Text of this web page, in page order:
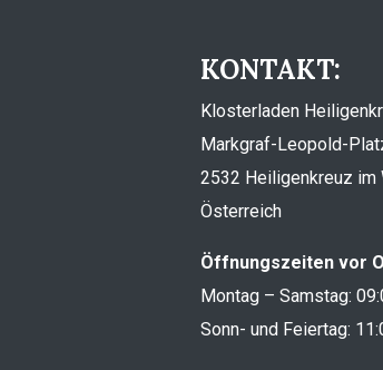
KONTAKT:
Klosterladen
Markgraf-Leopold-
2532 Heiligenkreuz im
Österreich
Öffnungszeiten vor
Montag – Samstag:
Sonn- und Feiertag: